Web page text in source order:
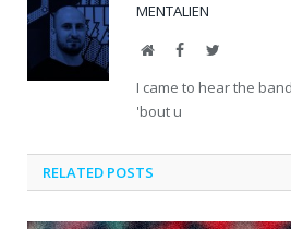
MENTALIEN
WebsiteFacebookTwitter
I came to hear the
'bout u
RELATED POSTS